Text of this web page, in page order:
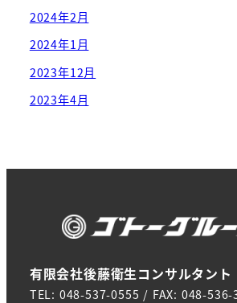
2024年2月
2024年1月
2023年12月
2023年4月
有限会社後藤衛生コンサルタント
TEL: 048-537-0555 / FAX: 048-536-